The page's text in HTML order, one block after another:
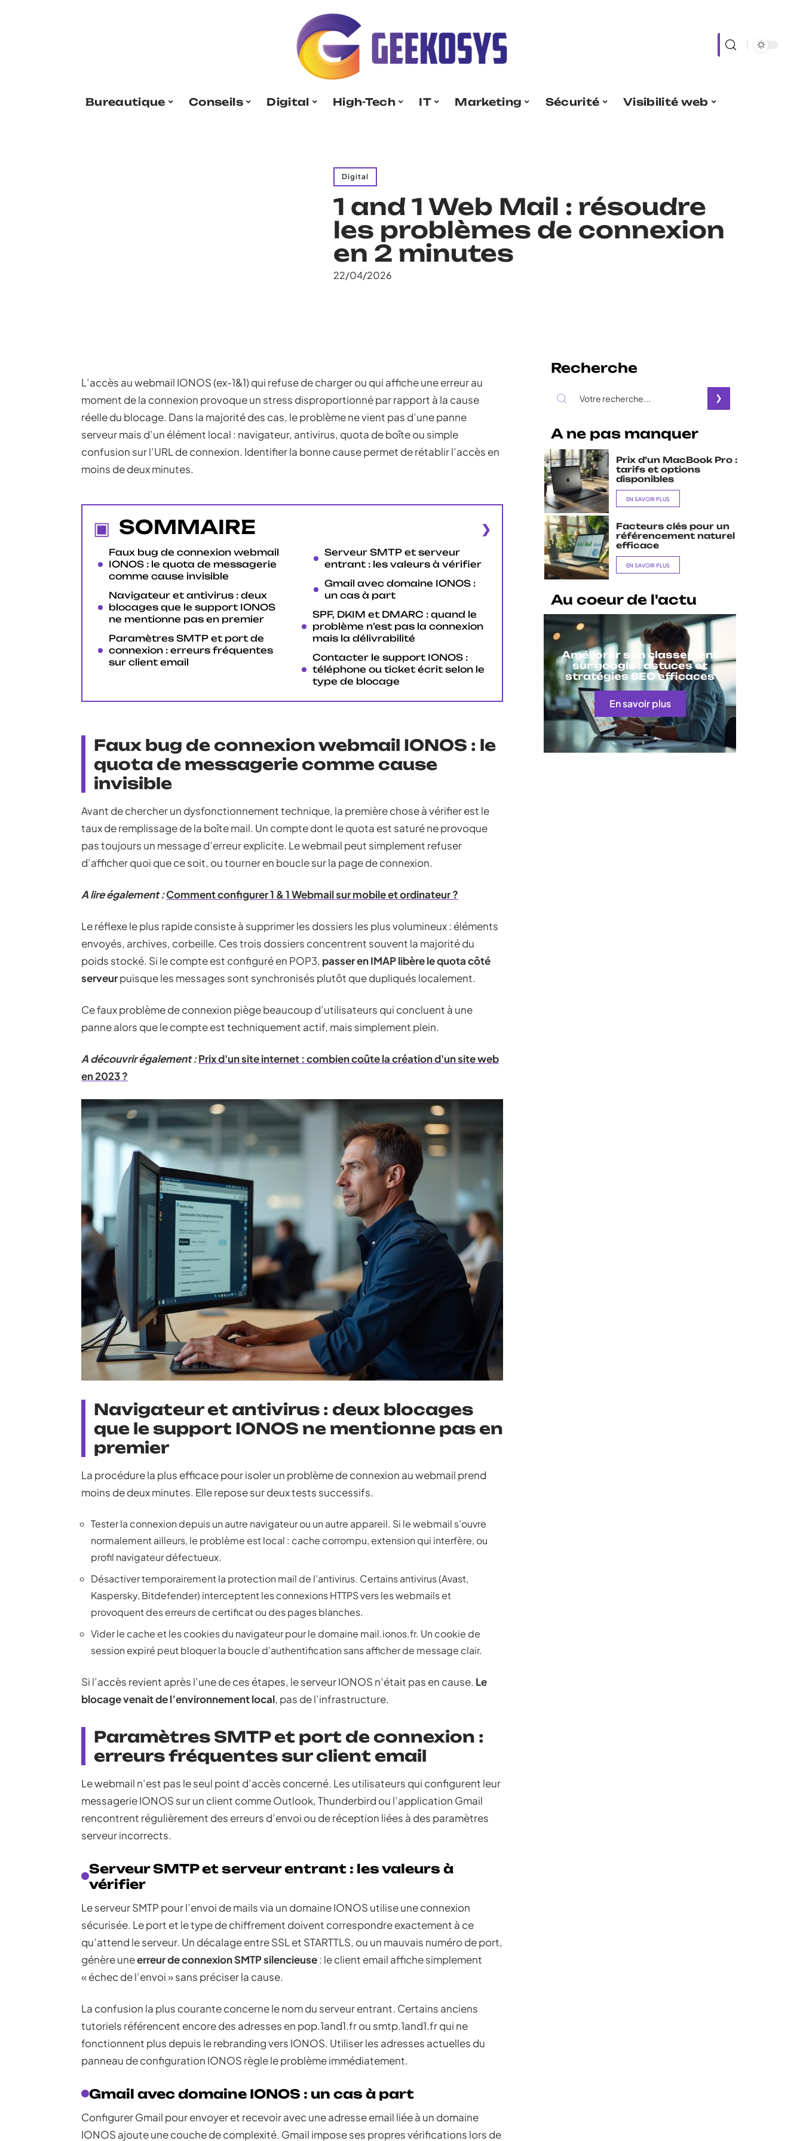
Bureautique Conseils Digital High-Tech IT Marketing Sécurité Visibilité web
Digital
1 and 1 Web Mail : résoudre
les problèmes de connexion
en 2 minutes
22/04/2026
L’accès au webmail IONOS (ex-1&1) qui refuse de charger ou qui affiche une erreur au
moment de la connexion provoque un stress disproportionné par rapport à la cause
réelle du blocage. Dans la majorité des cas, le problème ne vient pas d’une panne
serveur mais d’un élément local : navigateur, antivirus, quota de boîte ou simple
confusion sur l’URL de connexion. Identifier la bonne cause permet de rétablir l’accès en
moins de deux minutes.
SOMMAIRE
Faux bug de connexion webmail
IONOS : le quota de messagerie
comme cause invisible
Navigateur et antivirus : deux
blocages que le support IONOS
ne mentionne pas en premier
Paramètres SMTP et port de
connexion : erreurs fréquentes
sur client email
Serveur SMTP et serveur
entrant : les valeurs à vérifier
Gmail avec domaine IONOS :
un cas à part
SPF, DKIM et DMARC : quand le
problème n’est pas la connexion
mais la délivrabilité
Contacter le support IONOS :
téléphone ou ticket écrit selon le
type de blocage
Faux bug de connexion webmail IONOS : le
quota de messagerie comme cause
invisible
Avant de chercher un dysfonctionnement technique, la première chose à vérifier est le
taux de remplissage de la boîte mail. Un compte dont le quota est saturé ne provoque
pas toujours un message d’erreur explicite. Le webmail peut simplement refuser
d’afficher quoi que ce soit, ou tourner en boucle sur la page de connexion.
A lire également :Comment configurer 1 & 1 Webmail sur mobile et ordinateur ?
Le réflexe le plus rapide consiste à supprimer les dossiers les plus volumineux : éléments
envoyés, archives, corbeille. Ces trois dossiers concentrent souvent la majorité du
poids stocké. Si le compte est configuré en POP3, passer en IMAP libère le quota côté
serveurpuisque les messages sont synchronisés plutôt que dupliqués localement.
Ce faux problème de connexion piège beaucoup d’utilisateurs qui concluent à une
panne alors que le compte est techniquement actif, mais simplement plein.
A découvrir également :Prix d'un site internet : combien coûte la création d'un site web
en 2023 ?
Navigateur et antivirus : deux blocages
que le support IONOS ne mentionne pas en
premier
La procédure la plus efficace pour isoler un problème de connexion au webmail prend
moins de deux minutes. Elle repose sur deux tests successifs.
Tester la connexion depuis un autre navigateur ou un autre appareil. Si le webmail s’ouvre
normalement ailleurs, le problème est local : cache corrompu, extension qui interfère, ou
profil navigateur défectueux.
Désactiver temporairement la protection mail de l’antivirus. Certains antivirus (Avast,
Kaspersky, Bitdefender) interceptent les connexions HTTPS vers les webmails et
provoquent des erreurs de certificat ou des pages blanches.
Vider le cache et les cookies du navigateur pour le domaine mail.ionos.fr. Un cookie de
session expiré peut bloquer la boucle d’authentification sans afficher de message clair.
Si l’accès revient après l’une de ces étapes, le serveur IONOS n’était pas en cause. Le
blocage venait de l’environnement local, pas de l’infrastructure.
Paramètres SMTP et port de connexion :
erreurs fréquentes sur client email
Le webmail n’est pas le seul point d’accès concerné. Les utilisateurs qui configurent leur
messagerie IONOS sur un client comme Outlook, Thunderbird ou l’application Gmail
rencontrent régulièrement des erreurs d’envoi ou de réception liées à des paramètres
serveur incorrects.
Serveur SMTP et serveur entrant : les valeurs à
vérifier
Le serveur SMTP pour l’envoi de mails via un domaine IONOS utilise une connexion
sécurisée. Le port et le type de chiffrement doivent correspondre exactement à ce
qu’attend le serveur. Un décalage entre SSL et STARTTLS, ou un mauvais numéro de port,
génère uneerreur de connexion SMTP silencieuse: le client email affiche simplement
« échec de l’envoi » sans préciser la cause.
La confusion la plus courante concerne le nom du serveur entrant. Certains anciens
tutoriels référencent encore des adresses en pop.1and1.fr ou smtp.1and1.fr qui ne
fonctionnent plus depuis le rebranding vers IONOS. Utiliser les adresses actuelles du
panneau de configuration IONOS règle le problème immédiatement.
Gmail avec domaine IONOS : un cas à part
Configurer Gmail pour envoyer et recevoir avec une adresse email liée à un domaine
IONOS ajoute une couche de complexité. Gmail impose ses propres vérifications lors de
Recherche
A ne pas manquer
Prix d’un MacBook Pro :
tarifs et options
disponibles
EN SAVOIR PLUS
Facteurs clés pour un
référencement naturel
efficace
EN SAVOIR PLUS
Au coeur de l'actu
Améliorer son classement
sur google : astuces et
stratégies SEO efficaces
En savoir plus